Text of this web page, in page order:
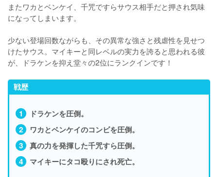
またワカとベンケイ、千咒ですらサウス相手だと押され気味
になってしまいます。
少ない登場回数ながらも、その異常な強さと残虐性を見せつ
けたサウス。マイキーと同レベルの実力を誇ると思われる彼
が、ドラケンを抑え堂々の2位にランクインです！
戦歴
ドラケンを圧倒。
ワカとベンケイのコンビを圧倒。
真の力を発揮した千咒すら圧倒。
マイキーにタコ殴りにされ死亡。